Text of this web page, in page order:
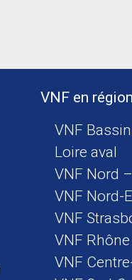
VNF en
VNF
Loire aval
VNF Nord
VNF Nord-
VNF
VNF
VNF